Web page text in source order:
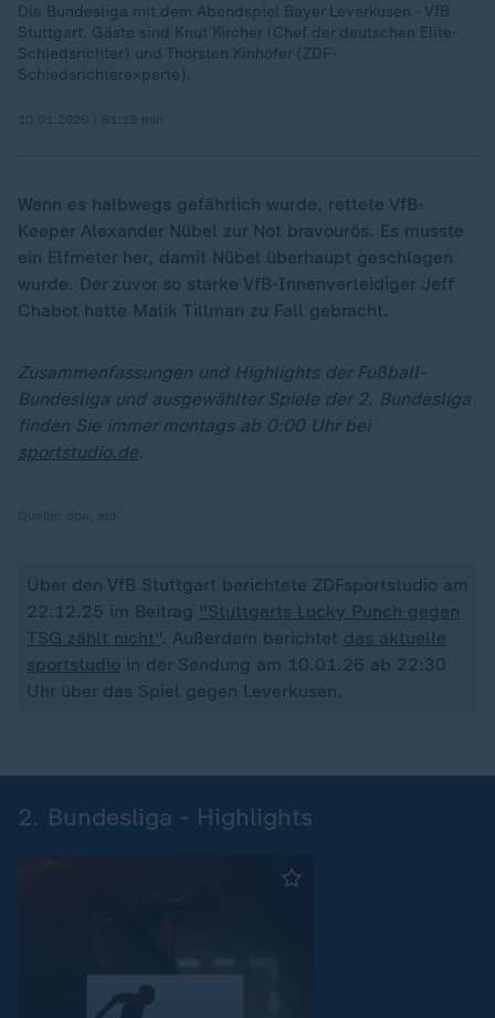
Die Bundesliga mit dem Abendspiel Bayer Leverkusen - VfB
Stuttgart. Gäste sind Knut Kircher (Chef der deutschen Elite-
Schiedsrichter) und Thorsten Kinhöfer (ZDF-
Schiedsrichterexperte).
Wenn es halbwegs gefährlich wurde, rettete VfB-
Keeper Alexander Nübel zur Not bravourös. Es musste
ein Elfmeter her, damit Nübel überhaupt geschlagen
wurde. Der zuvor so starke VfB-Innenverteidiger Jeff
Chabot hatte Malik Tillman zu Fall gebracht.
Zusammenfassungen und Highlights der Fußball-
Bundesliga und ausgewählter Spiele der 2. Bundesliga
finden Sie immer montags ab 0:00 Uhr bei
sportstudio.de.
Über den VfB Stuttgart berichtete ZDFsportstudio am
22.12.25 im Beitrag "Stuttgarts Lucky Punch gegen
TSG zählt nicht". Außerdem berichtet das aktuelle
sportstudio in der Sendung am 10.01.26 ab 22:30
Uhr über das Spiel gegen Leverkusen.
2. Bundesliga - Highlights